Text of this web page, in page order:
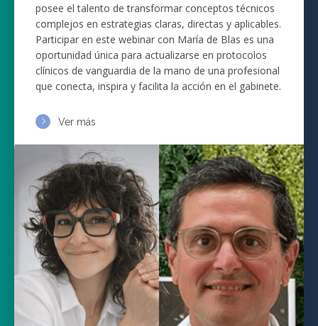
posee el talento de transformar conceptos técnicos
complejos en estrategias claras, directas y aplicables.
Participar en este webinar con María de Blas es una
oportunidad única para actualizarse en protocolos
clínicos de vanguardia de la mano de una profesional
que conecta, inspira y facilita la acción en el gabinete.
Ver más